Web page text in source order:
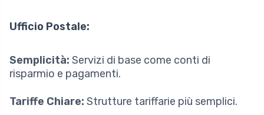
Ufficio Postale:
Semplicità: Servizi di base come conti di
risparmio e pagamenti.
Tariffe Chiare: Strutture tariffarie più semplici.